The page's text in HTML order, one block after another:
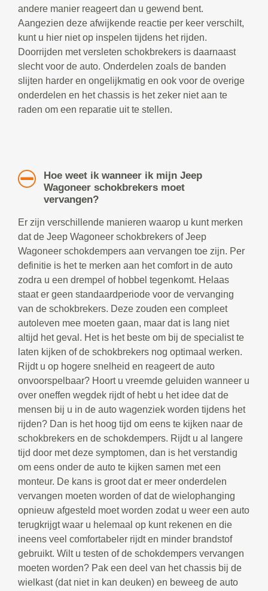
andere manier reageert dan u gewend bent.
Aangezien deze afwijkende reactie per keer verschilt,
kunt u hier niet op inspelen tijdens het rijden.
Doorrijden met versleten schokbrekers is daarnaast
slecht voor de auto. Onderdelen zoals de banden
slijten harder en ongelijkmatig en ook voor de overige
onderdelen en het chassis is het zeker niet aan te
raden om een reparatie uit te stellen.
Hoe weet ik wanneer ik mijn Jeep
Wagoneer schokbrekers moet
vervangen?
Er zijn verschillende manieren waarop u kunt merken
dat de Jeep Wagoneer schokbrekers of Jeep
Wagoneer schokdempers aan vervangen toe zijn. Per
definitie is het te merken aan het comfort in de auto
zodra u een drempel of hobbel tegenkomt. Helaas
staat er geen standaardperiode voor de vervanging
van de schokbrekers. Deze zouden een compleet
autoleven mee moeten gaan, maar dat is lang niet
altijd het geval. Het is het beste om bij de specialist te
laten kijken of de schokbrekers nog optimaal werken.
Rijdt u op hogere snelheid en reageert de auto
onvoorspelbaar? Hoort u vreemde geluiden wanneer u
over oneffen wegdek rijdt of hebt u het idee dat de
mensen bij u in de auto wagenziek worden tijdens het
rijden? Dan is het hoog tijd om eens te kijken naar de
schokbrekers en de schokdempers. Rijdt u al langere
tijd door met deze symptomen, dan is het verstandig
om eens onder de auto te kijken samen met een
monteur. De kans is groot dat er meer onderdelen
vervangen moeten worden of dat de wielophanging
opnieuw afgesteld moet worden zodat u weer een auto
terugkrijgt waar u helemaal op kunt rekenen en die
ineens veel comfortabeler rijdt en minder brandstof
gebruikt. Wilt u testen of de schokdempers vervangen
moeten worden? Pak een deel van het chassis bij de
wielkast (dat niet in kan deuken) en beweeg de auto